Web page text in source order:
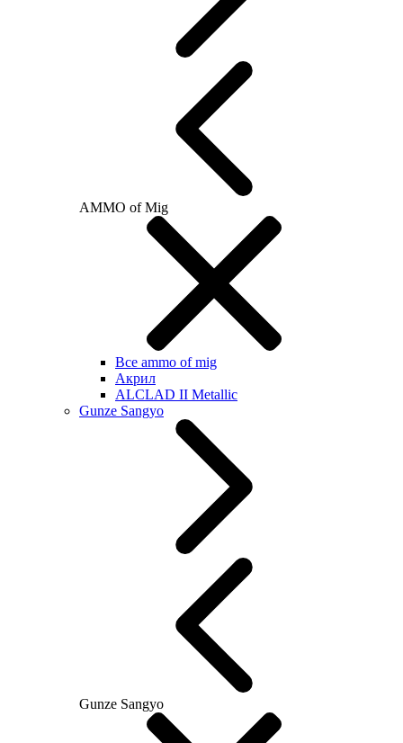
AMMO of Mig
Все ammo of mig
Акрил
ALCLAD II Metallic
Gunze Sangyo
Gunze Sangyo